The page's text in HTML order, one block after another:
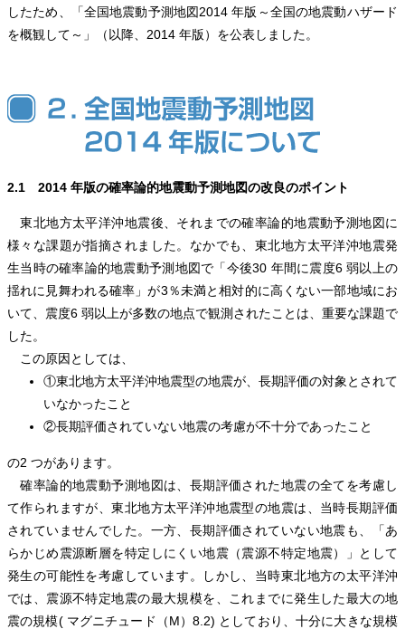
したため、「全国地震動予測地図2014 年版～全国の地震動ハザード
を概観して～」（以降、2014 年版）を公表しました。
2.1 2014 年版の確率論的地震動予測地図の改良のポイント
東北地方太平洋沖地震後、それまでの確率論的地震動予測地図に
様々な課題が指摘されました。なかでも、東北地方太平洋沖地震発
生当時の確率論的地震動予測地図で「今後30 年間に震度6 弱以上の
揺れに見舞われる確率」が3％未満と相対的に高くない一部地域にお
いて、震度6 弱以上が多数の地点で観測されたことは、重要な課題で
した。
この原因としては、
①東北地方太平洋沖地震型の地震が、長期評価の対象とされて
いなかったこと
②長期評価されていない地震の考慮が不十分であったこと
の2 つがあります。
確率論的地震動予測地図は、長期評価された地震の全てを考慮し
て作られますが、東北地方太平洋沖地震型の地震は、当時長期評価
されていませんでした。一方、長期評価されていない地震も、「あ
らかじめ震源断層を特定しにくい地震（震源不特定地震）」として
発生の可能性を考慮しています。しかし、当時東北地方の太平洋沖
では、震源不特定地震の最大規模を、これまでに発生した最大の地
震の規模( マグニチュード（M）8.2) としており、十分に大きな規模